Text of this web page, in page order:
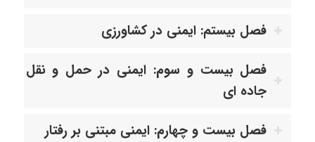
فصل بیستم: ایمنی در کشاورزی
فصل بیست و سوم: ایمنی در حمل و نقل
جاده ای
فصل بیست و چهارم: ایمنی مبتنی بر رفتار